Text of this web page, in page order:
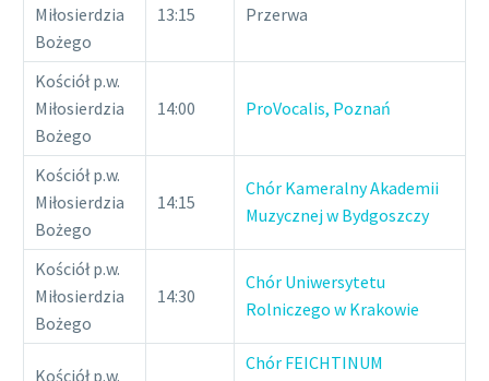
Miłosierdzia
Bożego
13:15 Przerwa
Kościół p.w.
Miłosierdzia
Bożego
14:00 ProVocalis, Poznań
Kościół p.w.
Miłosierdzia
Bożego
14:15
Chór Kameralny Akademii
Muzycznej w Bydgoszczy
Kościół p.w.
Miłosierdzia
Bożego
14:30
Chór Uniwersytetu
Rolniczego w Krakowie
Kościół p.w.
Chór FEICHTINUM